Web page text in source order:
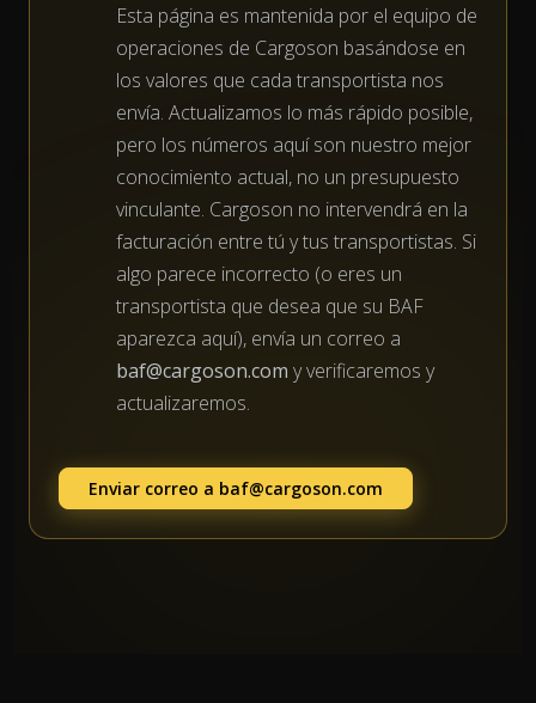
Esta página es mantenida por el equipo de
operaciones de Cargoson basándose en
los valores que cada transportista nos
envía. Actualizamos lo más rápido posible,
pero los números aquí son nuestro mejor
conocimiento actual, no un presupuesto
vinculante. Cargoson no intervendrá en la
facturación entre tú y tus transportistas. Si
algo parece incorrecto (o eres un
transportista que desea que su BAF
aparezca aquí), envía un correo a
baf@cargoson.com y verificaremos y
actualizaremos.
Enviar correo a baf@cargoson.com